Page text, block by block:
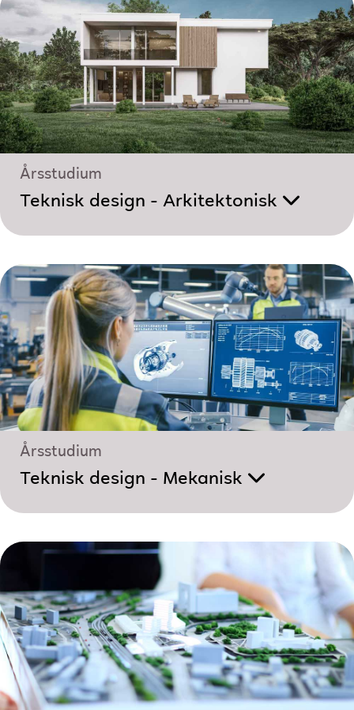
Årsstudium
Teknisk design - Arkitektonisk
Årsstudium
Teknisk design - Mekanisk